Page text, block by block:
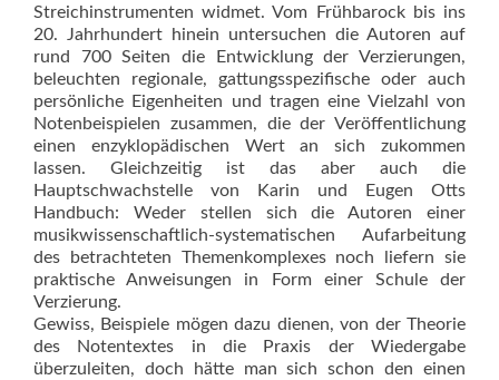
Streichinstrumenten widmet. Vom Frühbarock bis ins
20. Jahrhundert hinein untersuchen die Autoren auf
rund 700 Seiten die Entwicklung der Verzierungen,
beleuchten regionale, gattungsspezifische oder auch
persönliche Eigenheiten und tragen eine Vielzahl von
Notenbeispielen zusammen, die der Veröffentlichung
einen enzyklopädischen Wert an sich zukommen
lassen. Gleichzeitig ist das aber auch die
Hauptschwachstelle von Karin und Eugen Otts
Handbuch: Weder stellen sich die Autoren einer
musikwissenschaftlich-systematischen Aufarbeitung
des betrachteten Themenkomplexes noch liefern sie
praktische Anweisungen in Form einer Schule der
Verzierung.
Gewiss, Beispiele mögen dazu dienen, von der Theorie
des Notentextes in die Praxis der Wiedergabe
überzuleiten, doch hätte man sich schon den einen